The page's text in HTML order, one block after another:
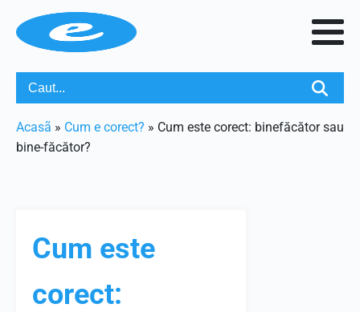
Acasã » Cum e corect? » Cum este corect: binefăcător sau
bine-făcător?
Cum este
corect: